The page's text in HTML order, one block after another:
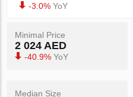
-3.0% YoY
Minimal Price
2 024 AED
-40.9% YoY
Median Size